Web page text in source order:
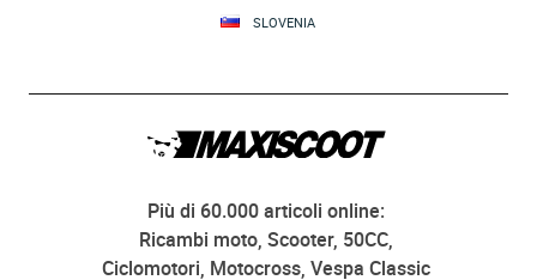
SLOVENIA
Più di 60.000 articoli online:
Ricambi moto, Scooter, 50CC,
Ciclomotori, Motocross, Vespa Classic